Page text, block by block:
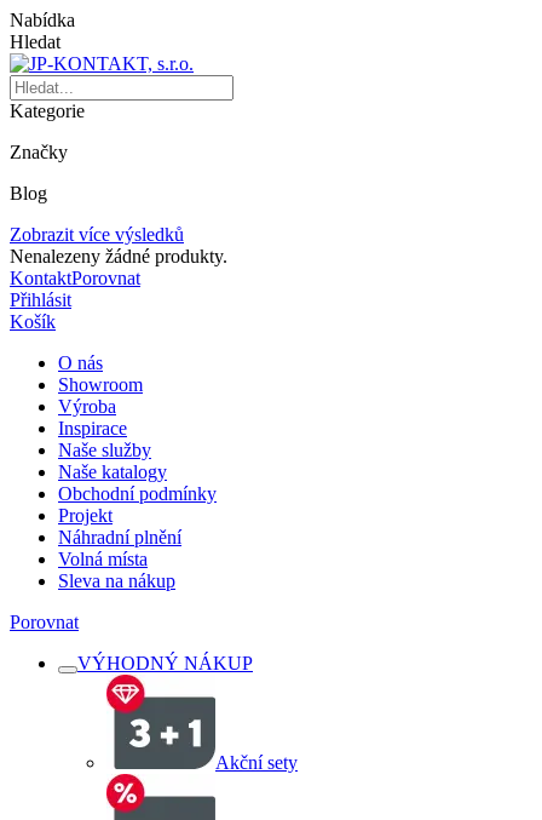
Nabídka
Hledat
Kategorie
Značky
Blog
Zobrazit více výsledků
Nenalezeny žádné produkty.
KontaktPorovnat
Přihlásit
Košík
O nás
Showroom
Výroba
Inspirace
Naše služby
Naše katalogy
Obchodní podmínky
Projekt
Náhradní plnění
Volná místa
Sleva na nákup
Porovnat
VÝHODNÝ NÁKUP
Akční sety